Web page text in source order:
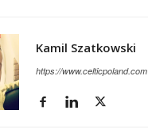
Kamil Szatkowski
https://www.celticpoland.com